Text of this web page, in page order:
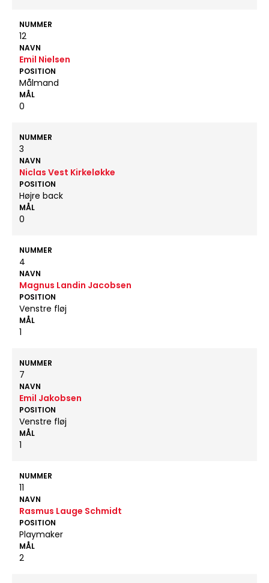
NUMMER
12
NAVN
Emil Nielsen
POSITION
Målmand
MÅL
0
NUMMER
3
NAVN
Niclas Vest Kirkeløkke
POSITION
Højre back
MÅL
0
NUMMER
4
NAVN
Magnus Landin Jacobsen
POSITION
Venstre fløj
MÅL
1
NUMMER
7
NAVN
Emil Jakobsen
POSITION
Venstre fløj
MÅL
1
NUMMER
11
NAVN
Rasmus Lauge Schmidt
POSITION
Playmaker
MÅL
2